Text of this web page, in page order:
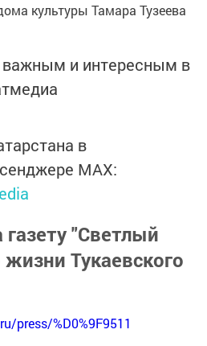
культуры Тамара Тузеева
и интересным в
в
MАХ:
"Светлый
жизни Тукаевского
press/%D0%9F9511